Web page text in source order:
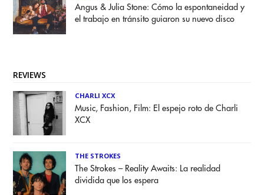
Angus & Julia Stone: Cómo la espontaneidad y
el trabajo en tránsito guiaron su nuevo disco
REVIEWS
CHARLI XCX
Music, Fashion, Film: El espejo roto de Charli
XCX
THE STROKES
The Strokes – Reality Awaits: La realidad
dividida que los espera